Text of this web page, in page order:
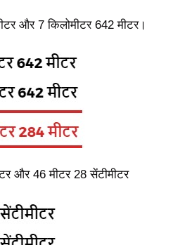
और 7 किलोमीटर 642 मीटर।
और 46 मीटर 28 सेंटीमीटर